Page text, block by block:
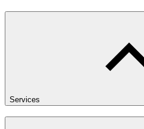
Services